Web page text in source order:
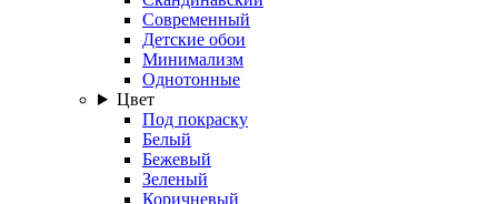
Современный
Детские обои
Минимализм
Однотонные
Цвет
Под покраску
Белый
Бежевый
Зеленый
Коричневый